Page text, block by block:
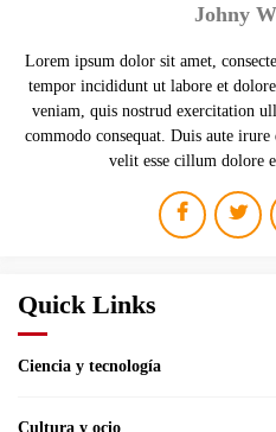
Johny
Lorem ipsum dolor sit amet,
tempor incididunt ut labore et
veniam, quis nostrud exercitation
commodo consequat. Duis aute
velit esse cillum dolore
Quick Links
Ciencia y tecnología
Cultura y ocio